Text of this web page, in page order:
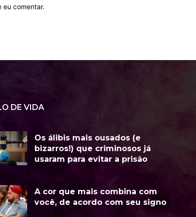
eu comentar.
DE VIDA
Os álibis mais ousados (e
bizarros!) que criminosos já
usaram para evitar a prisão
A cor que mais combina com
você, de acordo com seu signo